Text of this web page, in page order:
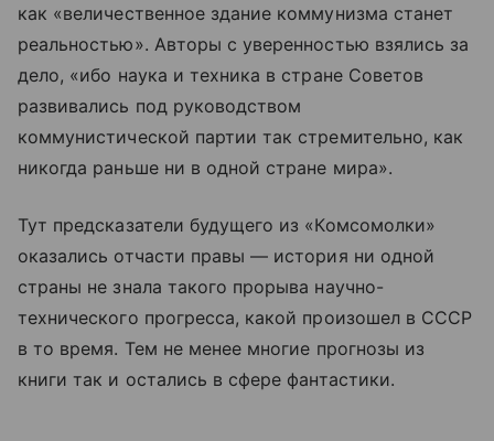
как «величественное здание коммунизма станет
реальностью». Авторы с уверенностью взялись за
дело, «ибо наука и техника в стране Советов
развивались под руководством
коммунистической партии так стремительно, как
никогда раньше ни в одной стране мира».
Тут предсказатели будущего из «Комсомолки»
оказались отчасти правы — история ни одной
страны не знала такого прорыва научно-
технического прогресса, какой произошел в СССР
в то время. Тем не менее многие прогнозы из
книги так и остались в сфере фантастики.